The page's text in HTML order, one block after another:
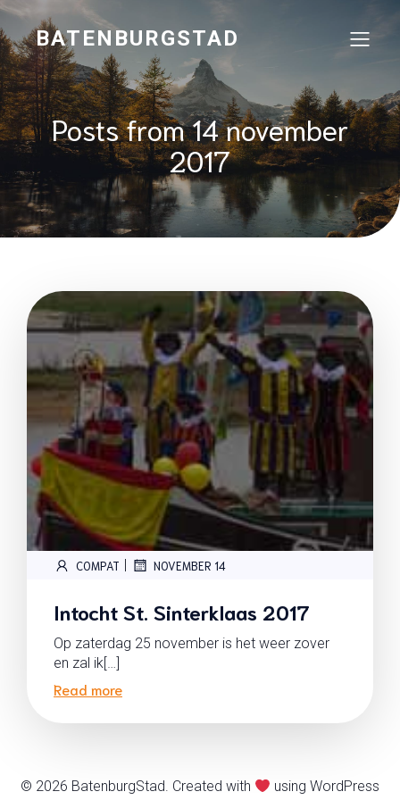
BATENBURGSTAD
Posts from 14 november
2017
COMPAT | NOVEMBER 14
Intocht St. Sinterklaas 2017
Op zaterdag 25 november is het weer zover
en zal ik[…]
Read more
© 2026 BatenburgStad. Created with
using WordPress